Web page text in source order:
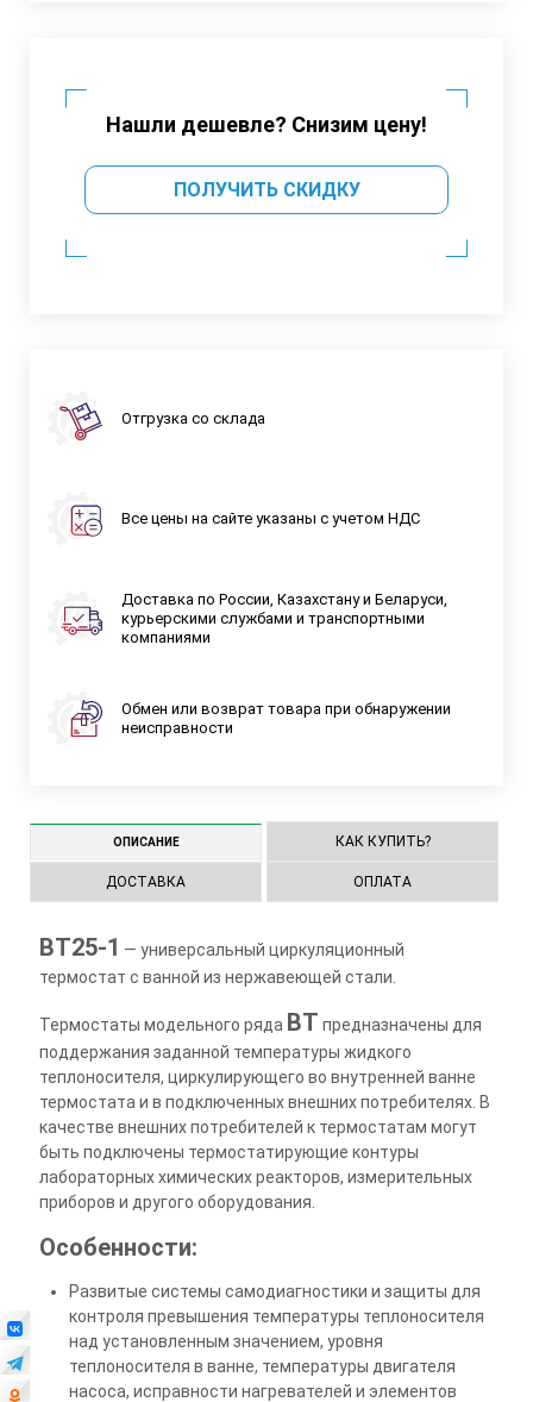
Нашли дешевле? Снизим цену!
ПОЛУЧИТЬ СКИДКУ
Отгрузка со склада
Все цены на сайте указаны с учетом НДС
Доставка по России, Казахстану и Беларуси,
курьерскими службами и транспортными
компаниями
Обмен или возврат товара при обнаружении
неисправности
ОПИСАНИЕ КАК КУПИТЬ?
ДОСТАВКА ОПЛАТА
ВТ25-1 — универсальный циркуляционный
термостат с ванной из нержавеющей стали.
Термостаты модельного ряда ВТ предназначены для
поддержания заданной температуры жидкого
теплоносителя, циркулирующего во внутренней ванне
термостата и в подключенных внешних потребителях. В
качестве внешних потребителей к термостатам могут
быть подключены термостатирующие контуры
лабораторных химических реакторов, измерительных
приборов и другого оборудования.
Особенности:
Развитые системы самодиагностики и защиты для
контроля превышения температуры теплоносителя
над установленным значением, уровня
теплоносителя в ванне, температуры двигателя
насоса, исправности нагревателей и элементов